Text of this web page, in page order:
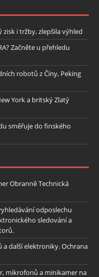
zisk i tržby, zlepšila výhled
Začněte u přehledu
robotů z Číny, Peking
York a britský Zlatý
směřuje do finského
Obranně Technická
odposlechu
sledování a
další elektroniky. Ochrana
mikrofonů a minikamer na